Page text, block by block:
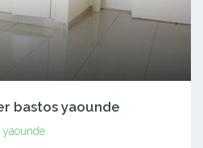
bastos yaounde
yaounde